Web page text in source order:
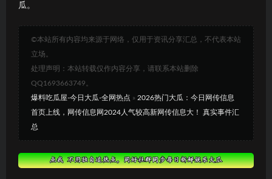
瓜。
©本站所有内容均来源于网络，仅用于资讯分享汇总，不代表本站
立场。
处理声明：本站转载仅作内容分享，请联系本站删除
QQ1693663749。
爆料吃瓜屋-今日大瓜-全网热点 » 2026热门大瓜：今日网传信息
首页上线，网传信息网2024人气较高新网传信息大！ 真实事件汇
总